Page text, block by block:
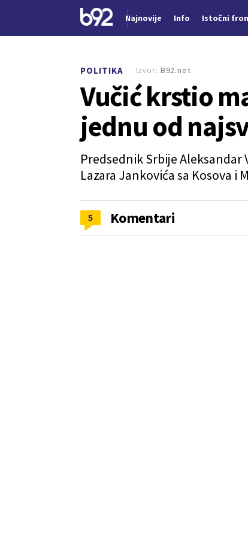
Najnovije Info Istočni
POLITIKA
Vučić krstio
jednu od
Predsednik Srbije Aleksandar
Lazara Jankovića sa Kosova i
Izvor: B92.net
5 Komentari